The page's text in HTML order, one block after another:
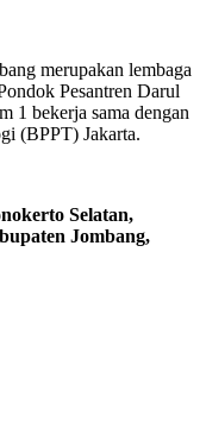
merupakan lembaga
Pesantren Darul
1 bekerja sama dengan
(BPPT) Jakarta.
Selatan,
Jombang,